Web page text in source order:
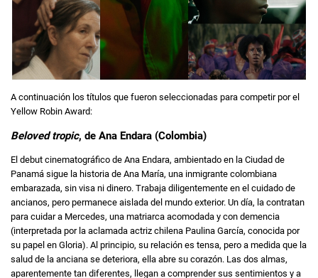
A continuación los títulos que fueron seleccionadas para competir por el
Yellow Robin Award:
Beloved tropic, de Ana Endara (Colombia)
El debut cinematográfico de Ana Endara, ambientado en la Ciudad de
Panamá sigue la historia de Ana María, una inmigrante colombiana
embarazada, sin visa ni dinero. Trabaja diligentemente en el cuidado de
ancianos, pero permanece aislada del mundo exterior. Un día, la contratan
para cuidar a Mercedes, una matriarca acomodada y con demencia
(interpretada por la aclamada actriz chilena Paulina García, conocida por
su papel en Gloria). Al principio, su relación es tensa, pero a medida que la
salud de la anciana se deteriora, ella abre su corazón. Las dos almas,
aparentemente tan diferentes, llegan a comprender sus sentimientos y a